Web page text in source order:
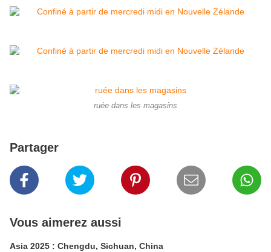
ruée dans les magasins
Partager
Vous aimerez aussi
Asia 2025 : Chengdu, Sichuan, China